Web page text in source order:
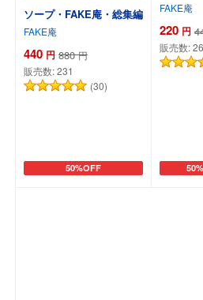
ソープ・FAKE庵・総集編
FAKE庵
440 円 880 円
販売数:231
(30)
50%OFF
カートに追加
FAKE庵
220 円
販売数:
カー